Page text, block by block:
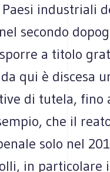
industriali
secondo
a titolo
qui è discesa
di tutela, fino
che il
solo nel
in particolare